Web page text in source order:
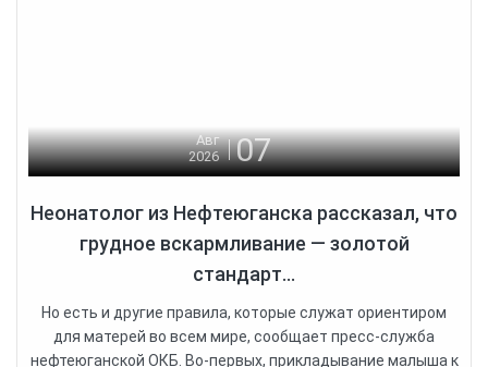
Авг
2026
07
Неонатолог из Нефтеюганска рассказал, что
грудное вскармливание — золотой
стандарт...
Но есть и другие правила, которые служат ориентиром
для матерей во всем мире, сообщает пресс-служба
нефтеюганской ОКБ. Во-первых, прикладывание малыша к